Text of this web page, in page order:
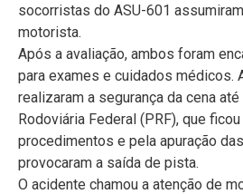
socorristas do ASU-601
motorista.
Após a avaliação, ambos foram
para exames e cuidados médicos.
realizaram a segurança da cena
Rodoviária Federal (PRF), que
procedimentos e pela apuração
provocaram a saída de pista.
O acidente chamou a atenção de